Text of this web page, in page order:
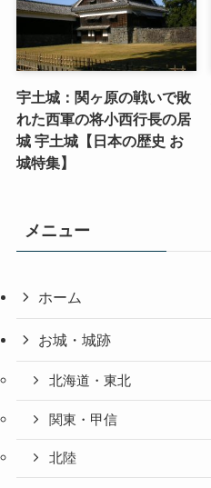
宇土城：関ヶ原の戦いで敗
れた西軍の将小西行長の居
城 宇土城【日本の歴史 お
城特集】
メニュー
ホーム
お城・城跡
北海道・東北
関東・甲信
北陸